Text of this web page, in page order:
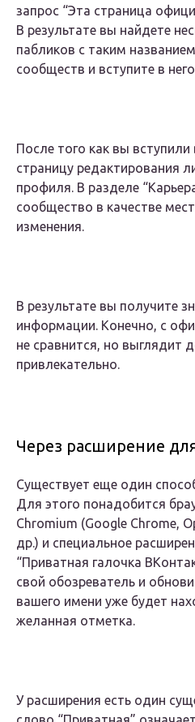
запрос “Эта страница
В результате вы найдете
пабликов с таким
сообществ и вступите в
После того как вы вступили
страницу редактирования
профиля. В разделе
сообщество в качестве
изменения.
В результате вы получите
информации. Конечно, с
не сравнится, но выглядит
привлекательно.
Через расширение
Существует еще один
Для этого понадобится
Chromium (Google Chrome,
др.) и специальное
“Приватная галочка
свой обозреватель и
вашего имени уже будет
желанная отметка.
У расширения есть один